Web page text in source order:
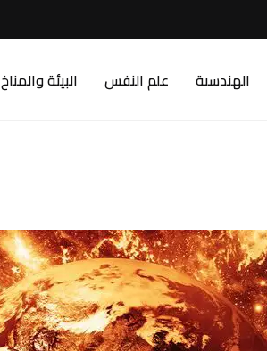
الهندسىة علم النفس البيئة والمناخ